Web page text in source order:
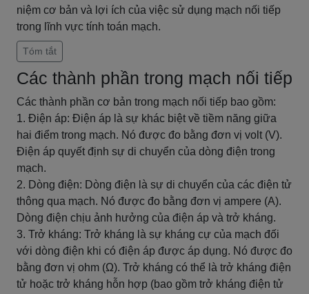
niệm cơ bản và lợi ích của việc sử dụng mạch nối tiếp
trong lĩnh vực tính toán mạch.
Tóm tắt
Các thành phần trong mạch nối tiếp
Các thành phần cơ bản trong mạch nối tiếp bao gồm:
1. Điện áp: Điện áp là sự khác biệt về tiềm năng giữa
hai điểm trong mạch. Nó được đo bằng đơn vị volt (V).
Điện áp quyết định sự di chuyển của dòng điện trong
mạch.
2. Dòng điện: Dòng điện là sự di chuyển của các điện tử
thông qua mạch. Nó được đo bằng đơn vị ampere (A).
Dòng điện chịu ảnh hưởng của điện áp và trở kháng.
3. Trở kháng: Trở kháng là sự kháng cự của mạch đối
với dòng điện khi có điện áp được áp dụng. Nó được đo
bằng đơn vị ohm (Ω). Trở kháng có thể là trở kháng điện
tử hoặc trở kháng hỗn hợp (bao gồm trở kháng điện tử